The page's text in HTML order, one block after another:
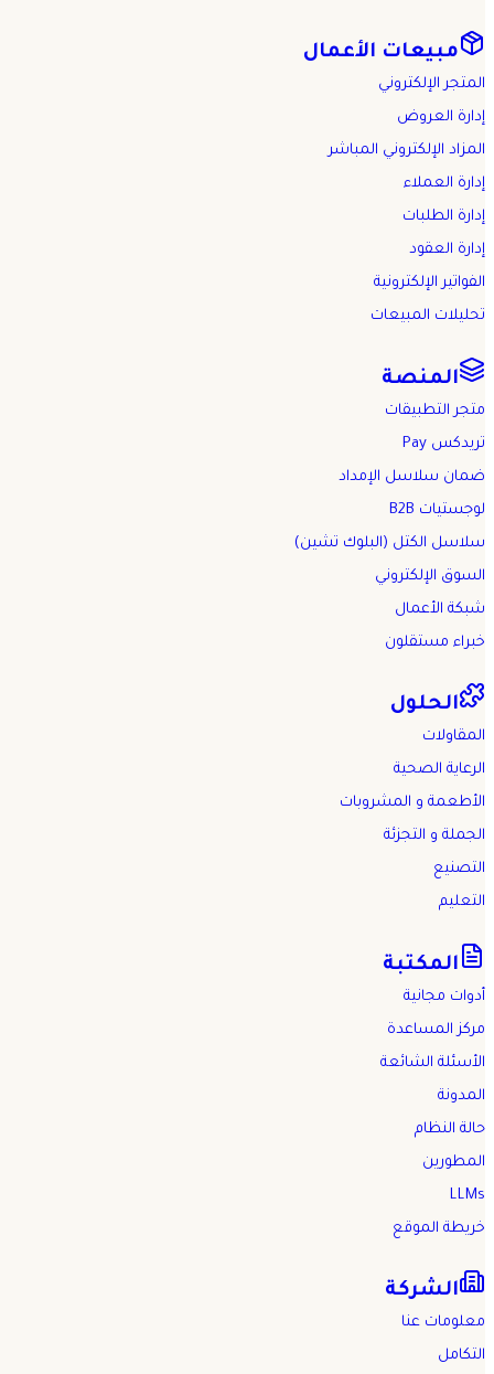
مبيعات الأعمال
المتجر الإلكتروني
إدارة العروض
المزاد الإلكتروني المباشر
إدارة العملاء
إدارة الطلبات
إدارة العقود
الفواتير الإلكترونية
تحليلات المبيعات
المنصة
متجر التطبيقات
تريدكس Pay
ضمان سلاسل الإمداد
لوجستيات B2B
سلاسل الكتل (البلوك تشين)
السوق الإلكتروني
شبكة الأعمال
خبراء مستقلون
الحلول
المقاولات
الرعاية الصحية
الأطعمة و المشروبات
الجملة و التجزئة
التصنيع
التعليم
المكتبة
أدوات مجانية
مركز المساعدة
الأسئلة الشائعة
المدونة
حالة النظام
المطورين
LLMs
خريطة الموقع
الشركة
معلومات عنا
التكامل